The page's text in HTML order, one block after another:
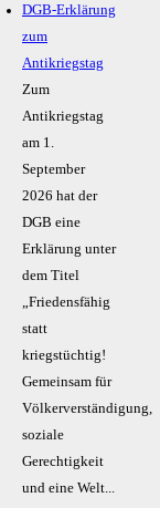
DGB-Erklärung
zum
Antikriegstag
Zum
Antikriegstag
am 1.
September
2026 hat der
DGB eine
Erklärung unter
dem Titel
„Friedensfähig
statt
kriegstüchtig!
Gemeinsam für
Völkerverständigung,
soziale
Gerechtigkeit
und eine Welt...